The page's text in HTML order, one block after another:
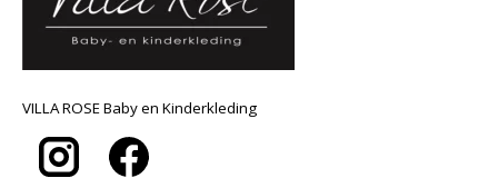
VILLA ROSE Baby en Kinderkleding